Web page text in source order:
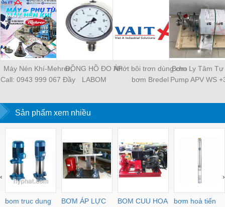
Máy Nén Khí-Mehrer;
Call: 0943 999 067 Đầy
nhu cầu
ĐỒNG HỒ ĐO ÁP
LABOM
Nhớt bôi trơn dùng cho
bơm Bredel
Bơm Ly Tâm Tự
Pump APV WS
Sản phẩm xem nhiều
bom truc dung
BƠM ÁP LỰC
BOM CUU HOA
bơm hoả tiển
‹ ›